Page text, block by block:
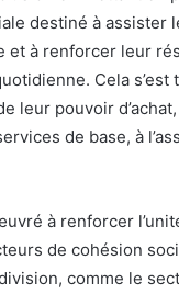
destiné à assister
et à renforcer leur
Cela s’est
leur pouvoir
de base, à
à renforcer
de cohésion
comme le